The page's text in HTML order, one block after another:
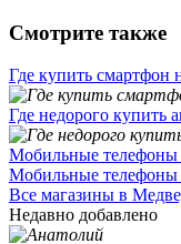
Смотрите также
Где купить смартфон
Где недорого купить
Мобильные
Мобильные
Все магазины в
Недавно добавлено